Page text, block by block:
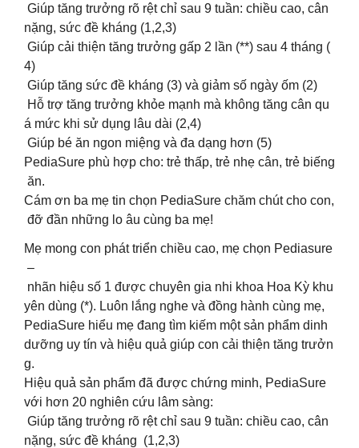
Giúp tăng trưởng rõ rệt chỉ sau 9 tuần: chiều cao, cân
nặng, sức đề kháng (1,2,3) ​
Giúp cải thiện tăng trưởng gấp 2 lần (**) sau 4 tháng (
4) ​
Giúp tăng sức đề kháng (3) và giảm số ngày ốm (2) ​
Hỗ trợ tăng trưởng khỏe mạnh mà không tăng cân qu
á mức khi sử dụng lâu dài (2,4) ​
Giúp bé ăn ngon miệng và đa dạng hơn (5)​
PediaSure phù hợp cho: trẻ thấp, trẻ nhẹ cân, trẻ biếng
ăn.​
Cám ơn ba mẹ tin chọn PediaSure chăm chút cho con,
đỡ đần những lo âu cùng ba mẹ!​
Mẹ mong con phát triển chiều cao, mẹ chọn Pediasure
–
nhãn hiệu số 1 được chuyên gia nhi khoa Hoa Kỳ khu
yên dùng (*). Luôn lắng nghe và đồng hành cùng mẹ,
PediaSure hiểu mẹ đang tìm kiếm một sản phẩm dinh
dưỡng uy tín và hiệu quả giúp con cải thiện tăng trưởn
g.
Hiệu quả sản phẩm đã được chứng minh, PediaSure
với hơn 20 nghiên cứu lâm sàng:
Giúp tăng trưởng rõ rệt chỉ sau 9 tuần: chiều cao, cân
nặng, sức đề kháng (1,2,3)